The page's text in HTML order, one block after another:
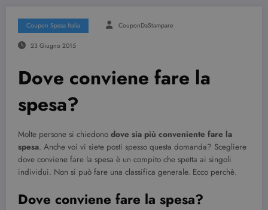
Coupon Spesa Italia CouponDaStampare
23 Giugno 2015
Dove conviene fare la
spesa?
Molte persone si chiedono dove sia più conveniente fare la
spesa. Anche voi vi siete posti spesso questa domanda? Scegliere
dove conviene fare la spesa è un compito che spetta ai singoli
individui. Non si può fare una classifica generale. Ecco perchè.
Dove conviene fare la spesa?